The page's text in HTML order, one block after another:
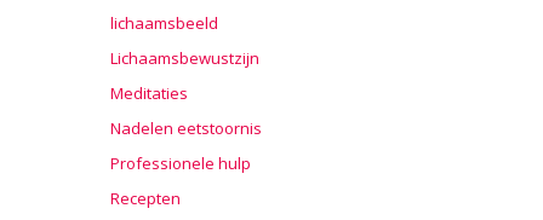
lichaamsbeeld
Lichaamsbewustzijn
Meditaties
Nadelen eetstoornis
Professionele hulp
Recepten